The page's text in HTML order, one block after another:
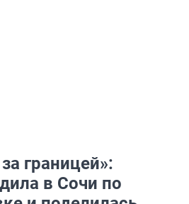
границей»:
в Сочи по